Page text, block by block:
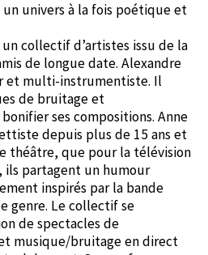
univers à la fois poétique et
un collectif d’artistes issu de la
de longue date. Alexandre
et multi-instrumentiste. Il
de bruitage et
ses compositions. Anne
depuis plus de 15 ans et
théâtre, que pour la télévision
ils partagent un humour
inspirés par la bande
genre. Le collectif se
de spectacles de
musique/bruitage en direct